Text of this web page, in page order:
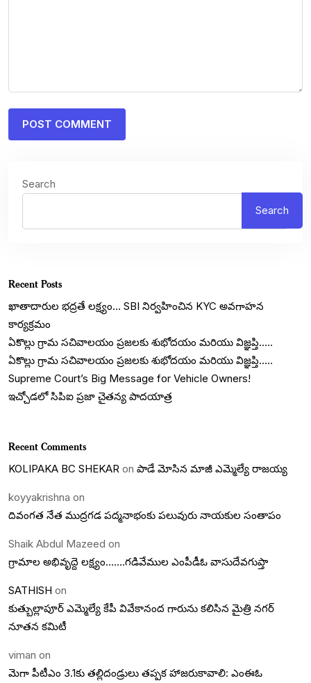
Search
Search
Recent Posts
ఖాతాదారుల భద్రతే లక్ష్యం… SBI నిర్వహించిన KYC అవగాహన
కార్యక్రమం
ఏకొల్లు గ్రామ సచివాలయం ప్రజలకు శుభోదయం మరియు విజ్ఞప్తి…..
ఏకొల్లు గ్రామ సచివాలయం ప్రజలకు శుభోదయం మరియు విజ్ఞప్తి…..
Supreme Court’s Big Message for Vehicle Owners!
ఇచ్చోడలో సిపిఐ ప్రజా చైతన్య పాదయాత్ర
Recent Comments
KOLIPAKA BC SHEKAR on పాడే మోసిన మాజీ ఎమ్మెల్యే రాజయ్య
koyyakrishna on
దివంగత నేత ముద్రగడ పద్మనాభంకు పలువురు నాయకుల సంతాపం
Shaik Abdul Mazeed on
గ్రామాల అభివృద్దె లక్ష్యం…….గడివేముల ఎంపీడీఓ వాసుదేవగుప్తా
SATHISH on
కుత్బుల్లాపూర్ ఎమ్మెల్యే కేపీ వివేకానంద గారును కలిసిన మైత్రి నగర్
నూతన కమిటీ
viman on
మెగా పీటీఎం 3.1కు తల్లిదండ్రులు తప్పక హాజరుకావాలి: ఎంఈఓ